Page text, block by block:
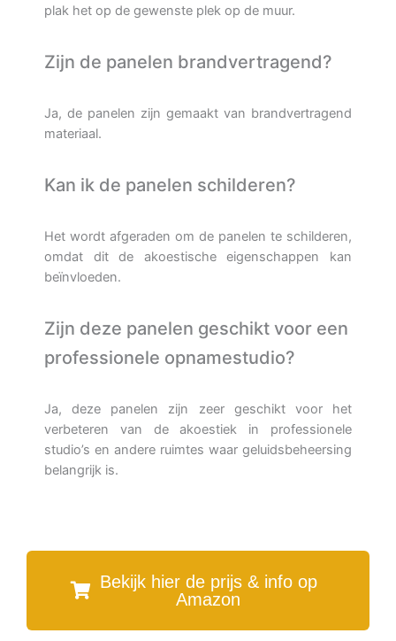
plak het op de gewenste plek op de muur.
Zijn de panelen brandvertragend?
Ja, de panelen zijn gemaakt van brandvertragend
materiaal.
Kan ik de panelen schilderen?
Het wordt afgeraden om de panelen te schilderen,
omdat dit de akoestische eigenschappen kan
beïnvloeden.
Zijn deze panelen geschikt voor een
professionele opnamestudio?
Ja, deze panelen zijn zeer geschikt voor het
verbeteren van de akoestiek in professionele
studio’s en andere ruimtes waar geluidsbeheersing
belangrijk is.
Bekijk hier de prijs & info op
Amazon